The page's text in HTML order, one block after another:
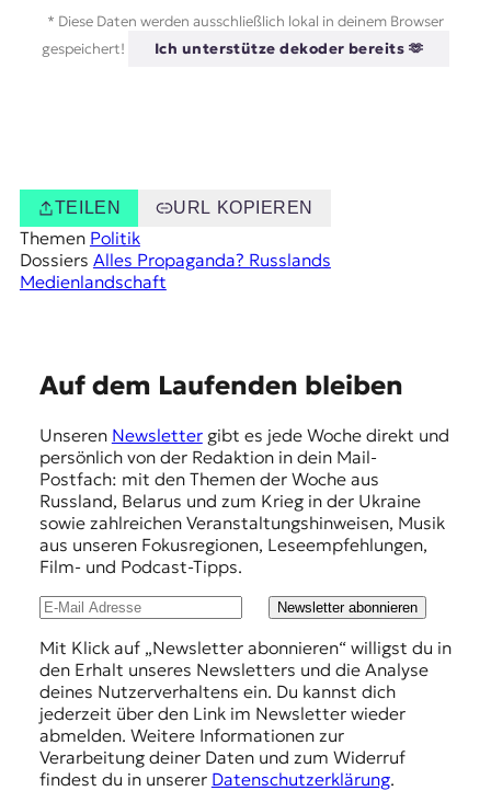
* Diese Daten werden ausschließlich lokal in deinem Browser
gespeichert!
Ich unterstütze dekoder bereits 🫶
TEILEN URL KOPIEREN
Themen Politik
Dossiers Alles Propaganda? Russlands
Medienlandschaft
Auf dem Laufenden bleiben
Unseren Newslettergibt es jede Woche direkt und
persönlich von der Redaktion in dein Mail-
Postfach: mit den Themen der Woche aus
Russland, Belarus und zum Krieg in der Ukraine
sowie zahlreichen Veranstaltungshinweisen, Musik
aus unseren Fokusregionen, Leseempfehlungen,
Film- und Podcast-Tipps.
Newsletter abonnieren
Mit Klick auf „Newsletter abonnieren“ willigst du in
den Erhalt unseres Newsletters und die Analyse
deines Nutzerverhaltens ein. Du kannst dich
jederzeit über den Link im Newsletter wieder
abmelden. Weitere Informationen zur
Verarbeitung deiner Daten und zum Widerruf
findest du in unserer Datenschutzerklärung.